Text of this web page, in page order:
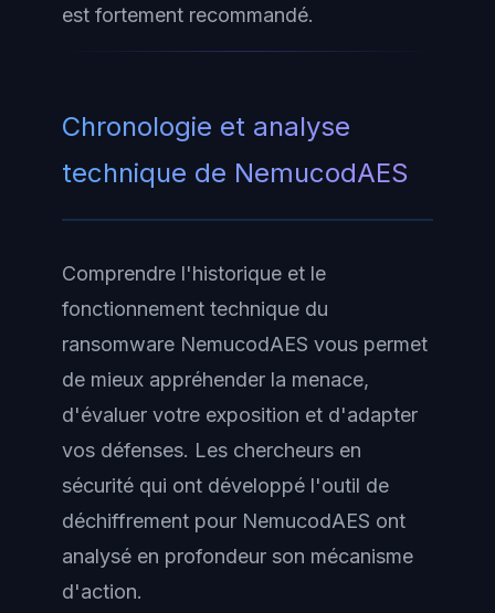
est fortement recommandé.
Chronologie et analyse
technique de NemucodAES
Comprendre l'historique et le
fonctionnement technique du
ransomware NemucodAES vous permet
de mieux appréhender la menace,
d'évaluer votre exposition et d'adapter
vos défenses. Les chercheurs en
sécurité qui ont développé l'outil de
déchiffrement pour NemucodAES ont
analysé en profondeur son mécanisme
d'action.